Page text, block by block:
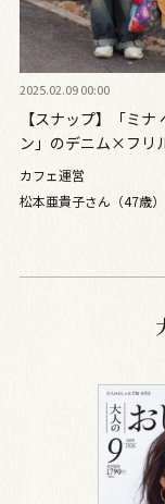
2025.02.09 00:00
【スナップ】「ミナ
ン」のデニム×フリ
の甘辛バランスが絶
カフェ運営
松本亜貴子さん（47歳）